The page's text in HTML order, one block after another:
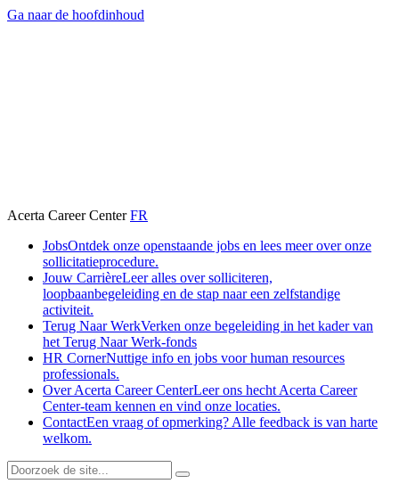
Ga naar de hoofdinhoud
Acerta Career Center FR
JobsOntdek onze openstaande jobs en lees meer over onze
sollicitatieprocedure.
Jouw CarrièreLeer alles over solliciteren,
loopbaanbegeleiding en de stap naar een zelfstandige
activiteit.
Terug Naar WerkVerken onze begeleiding in het kader van
het Terug Naar Werk-fonds
HR CornerNuttige info en jobs voor human resources
professionals.
Over Acerta Career CenterLeer ons hecht Acerta Career
Center-team kennen en vind onze locaties.
ContactEen vraag of opmerking? Alle feedback is van harte
welkom.